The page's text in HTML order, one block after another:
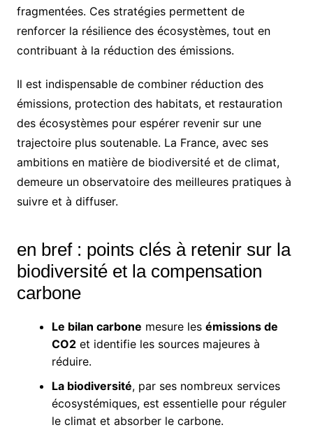
fragmentées. Ces stratégies permettent de
renforcer la résilience des écosystèmes, tout en
contribuant à la réduction des émissions.
Il est indispensable de combiner réduction des
émissions, protection des habitats, et restauration
des écosystèmes pour espérer revenir sur une
trajectoire plus soutenable. La France, avec ses
ambitions en matière de biodiversité et de climat,
demeure un observatoire des meilleures pratiques à
suivre et à diffuser.
en bref : points clés à retenir sur la
biodiversité et la compensation
carbone
Le bilan carbone mesure les émissions de
CO2et identifie les sources majeures à
réduire.
La biodiversité, par ses nombreux services
écosystémiques, est essentielle pour réguler
le climat et absorber le carbone.